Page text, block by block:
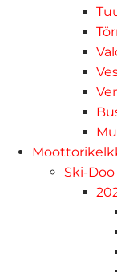
Ski-